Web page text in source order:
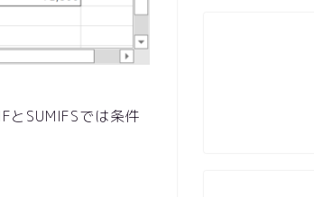
とSUMIFSでは条件